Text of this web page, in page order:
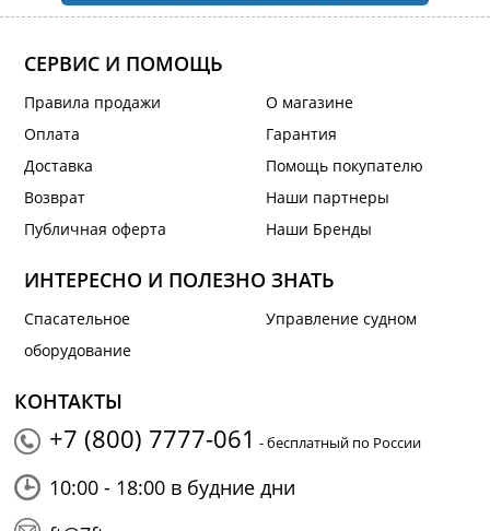
СЕРВИС И ПОМОЩЬ
Правила продажи
Оплата
Доставка
Возврат
Публичная оферта
О магазине
Гарантия
Помощь покупателю
Наши партнеры
Наши Бренды
ИНТЕРЕСНО И ПОЛЕЗНО ЗНАТЬ
Спасательное
оборудование
Управление судном
КОНТАКТЫ
+7 (800) 7777-061 - бесплатный по России
10:00 - 18:00 в будние дни